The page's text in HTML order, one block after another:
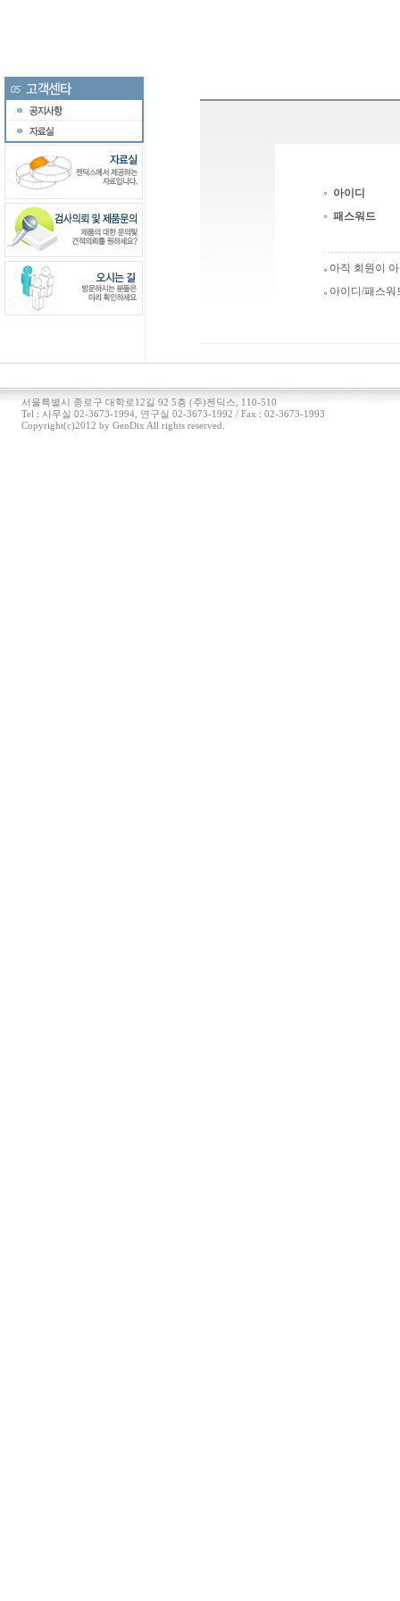
아이디
패스워드
아직 회원이
아이디/패스
서울특별시 종로구 대학로12길 92 5층 (주)젠딕스, 110-510
Tel : 사무실 02-3673-1994, 연구실 02-3673-1992 / Fax : 02-3673-1993
Copyright(c)2012 by GenDix All rights reserved.